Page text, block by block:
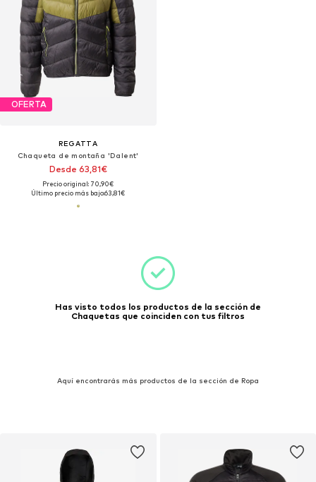
OFERTA
REGATTA
Chaqueta de montaña 'Dalent'
Desde 63,81€
Precio original: 70,90€
Último precio más bajo:63,81€
Has visto todos los productos de la sección de
Chaquetas que coinciden con tus filtros
Aquí encontrarás más productos de la sección de Ropa